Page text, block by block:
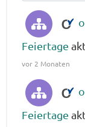
Feiertage
vor 2 Monaten
Feiertage